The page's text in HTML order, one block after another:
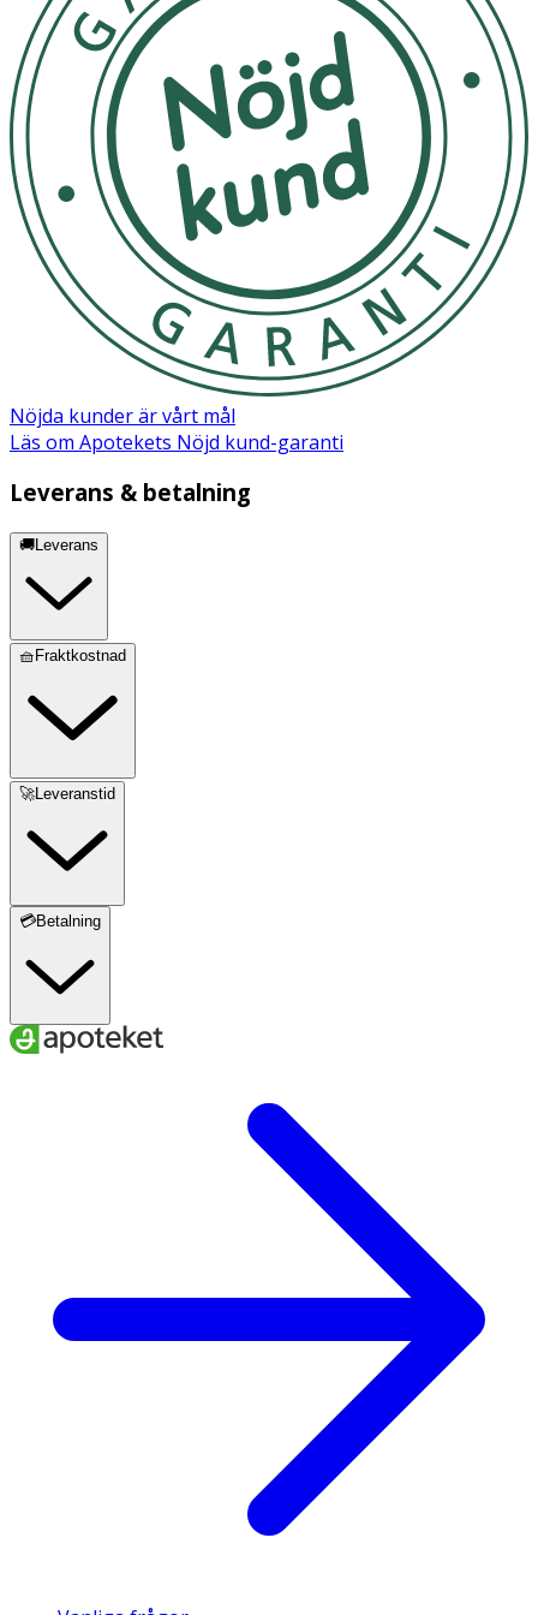
Nöjda kunder är vårt mål
Läs om Apotekets Nöjd kund-garanti
Leverans & betalning
🚚Leverans
🧺Fraktkostnad
🚀Leveranstid
💳Betalning